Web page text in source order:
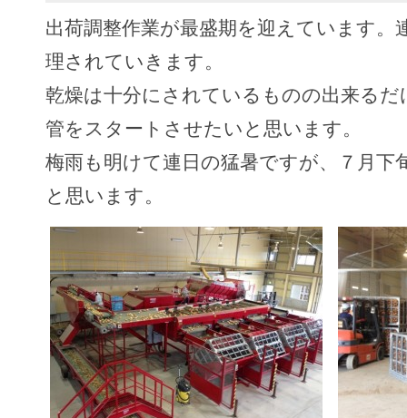
出荷調整作業が最盛期を迎えています。
理されていきます。
乾燥は十分にされているものの出来るだ
管をスタートさせたいと思います。
梅雨も明けて連日の猛暑ですが、７月下
と思います。